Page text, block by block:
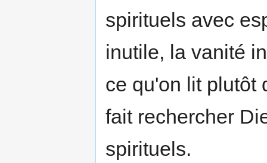
spirituels avec
inutile, la vanité
ce qu'on lit plutôt
fait recher­cher
spirituels.